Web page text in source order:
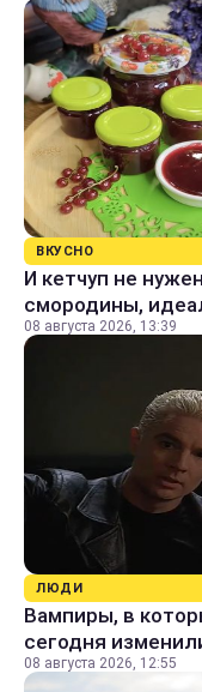
ВКУСНО
И кетчуп не
смородины,
08 августа 2026, 13:39
ЛЮДИ
Вампиры, в
сегодня
08 августа 2026, 12:55